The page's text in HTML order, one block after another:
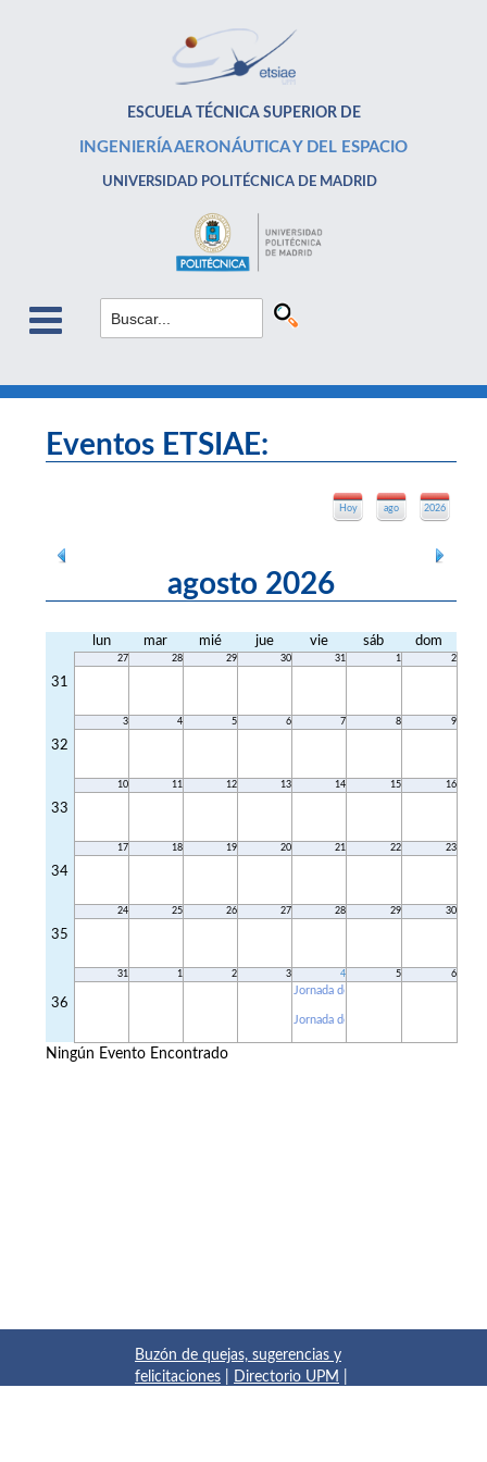
ESCUELA TÉCNICA SUPERIOR DE
INGENIERÍA AERONÁUTICA Y DEL ESPACIO
UNIVERSIDAD POLITÉCNICA DE MADRID
Eventos ETSIAE:
2026
ago
Hoy
agosto 2026
lun mar mié jue vie sáb dom
31
27 28 29 30 31 1 2
32
3 4 5 6 7 8 9
33
10 11 12 13 14 15 16
34
17 18 19 20 21 22 23
35
24 25 26 27 28 29 30
36
31 1 2 3 4 5 6
Jornada de Acogida Grados
Jornada de Acogida GyOTA y GIA
Ningún Evento Encontrado
Buzón de quejas, sugerencias y
felicitaciones
Directorio UPM